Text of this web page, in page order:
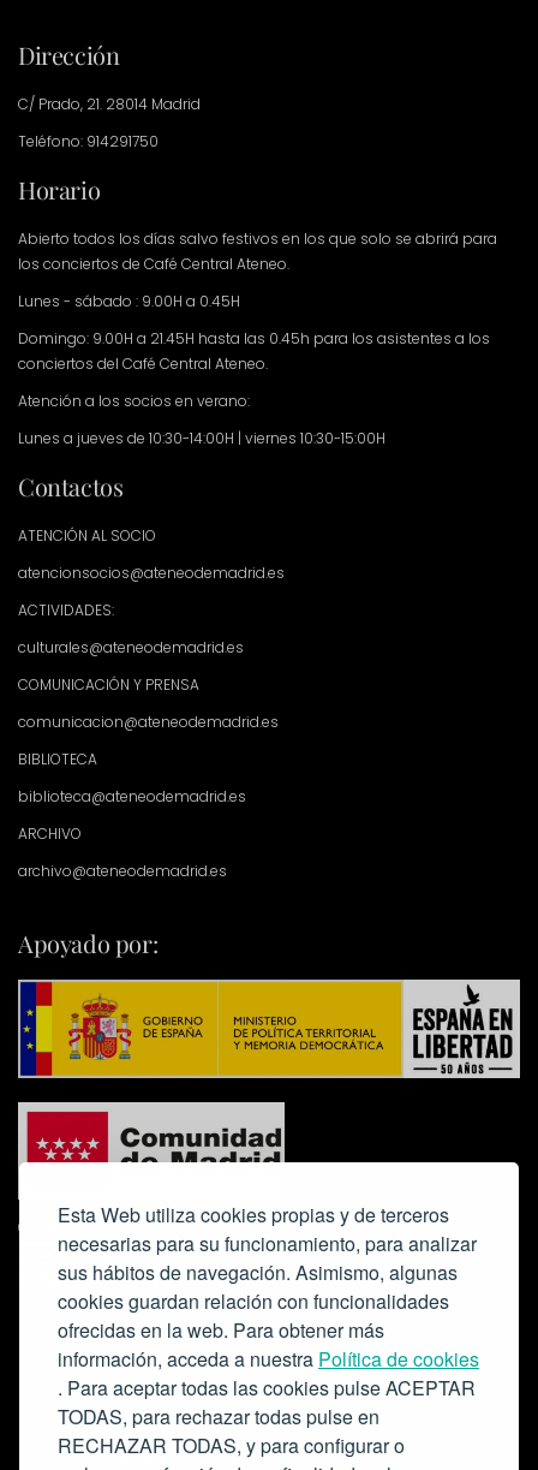
Esta Web utiliza cookies propias y de terceros
necesarias para su funcionamiento, para analizar
sus hábitos de navegación. Asimismo, algunas
cookies guardan relación con funcionalidades
ofrecidas en la web. Para obtener más
información, acceda a nuestra Política de cookies
. Para aceptar todas las cookies pulse ACEPTAR
TODAS, para rechazar todas pulse en
RECHAZAR TODAS, y para configurar o
Dirección
C/ Prado, 21. 28014 Madrid
Teléfono: 914291750
Horario
Abierto todos los días salvo festivos en los que solo se abrirá para
los conciertos de Café Central Ateneo.
Lunes - sábado : 9.00H a 0.45H
Domingo: 9.00H a 21.45H hasta las 0.45h para los asistentes a los
conciertos del Café Central Ateneo.
Atención a los socios en verano:
Lunes a jueves de 10:30-14:00H | viernes 10:30-15:00H
Contactos
ATENCIÓN AL SOCIO
atencionsocios@ateneodemadrid.es
ACTIVIDADES:
culturales@ateneodemadrid.es
COMUNICACIÓN Y PRENSA
comunicacion@ateneodemadrid.es
BIBLIOTECA
biblioteca@ateneodemadrid.es
ARCHIVO
archivo@ateneodemadrid.es
Apoyado por:
Colabora: